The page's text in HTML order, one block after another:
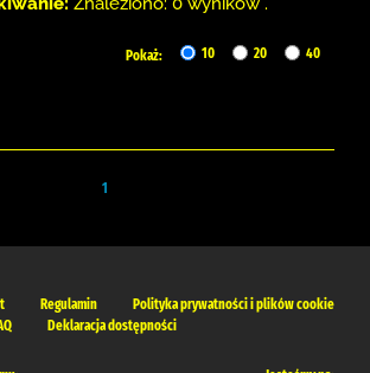
Pokaż: 10 20 40
1
Regulamin
Polityka prywatności i plików cookie
Deklaracja dostępności